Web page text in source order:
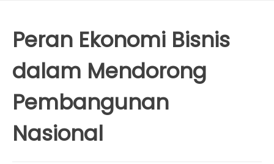
Peran Ekonomi Bisnis
dalam Mendorong
Pembangunan
Nasional